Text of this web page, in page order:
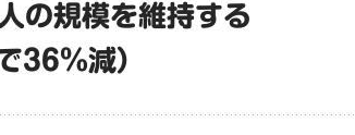
の規模を維持する
36％減）